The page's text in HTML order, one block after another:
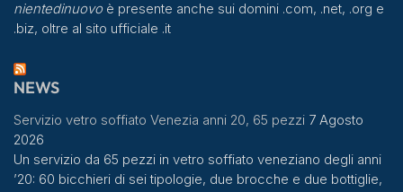
nientedinuovoè presente anche sui domini .com, .net, .org e
.biz, oltre al sito ufficiale .it
NEWS
Servizio vetro soffiato Venezia anni 20, 65 pezzi 7 Agosto
2026
Un servizio da 65 pezzi in vetro soffiato veneziano degli anni
’20: 60 bicchieri di sei tipologie, due brocche e due bottiglie,